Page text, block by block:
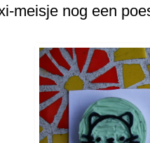
meisje nog een